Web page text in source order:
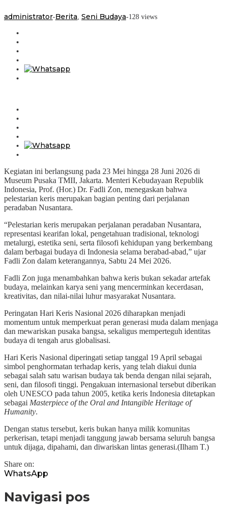
administrator-Berita Seni Budaya-128 views
Kegiatan ini berlangsung pada 23 Mei hingga 28 Juni 2026 di
Museum Pusaka TMII, Jakarta. Menteri Kebudayaan Republik
Indonesia, Prof. (Hor.) Dr. Fadli Zon, menegaskan bahwa
pelestarian keris merupakan bagian penting dari perjalanan
peradaban Nusantara.
“Pelestarian keris merupakan perjalanan peradaban Nusantara,
representasi kearifan lokal, pengetahuan tradisional, teknologi
metalurgi, estetika seni, serta filosofi kehidupan yang berkembang
dalam berbagai budaya di Indonesia selama berabad-abad,” ujar
Fadli Zon dalam keterangannya, Sabtu 24 Mei 2026.
Fadli Zon juga menambahkan bahwa keris bukan sekadar artefak
budaya, melainkan karya seni yang mencerminkan kecerdasan,
kreativitas, dan nilai-nilai luhur masyarakat Nusantara.
Peringatan Hari Keris Nasional 2026 diharapkan menjadi
momentum untuk memperkuat peran generasi muda dalam menjaga
dan mewariskan pusaka bangsa, sekaligus memperteguh identitas
budaya di tengah arus globalisasi.
Hari Keris Nasional diperingati setiap tanggal 19 April sebagai
simbol penghormatan terhadap keris, yang telah diakui dunia
sebagai salah satu warisan budaya tak benda dengan nilai sejarah,
seni, dan filosofi tinggi. Pengakuan internasional tersebut diberikan
oleh UNESCO pada tahun 2005, ketika keris Indonesia ditetapkan
sebagai Masterpiece of the Oral and Intangible Heritage of
Humanity.
Dengan status tersebut, keris bukan hanya milik komunitas
perkerisan, tetapi menjadi tanggung jawab bersama seluruh bangsa
untuk dijaga, dipahami, dan diwariskan lintas generasi.(Ilham T.)
Share on:
WhatsApp
Navigasi pos